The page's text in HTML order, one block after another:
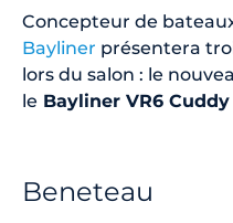
Concepteur de
Bayliner présentera
lors du salon : le
le Bayliner VR6 Cuddy
Beneteau